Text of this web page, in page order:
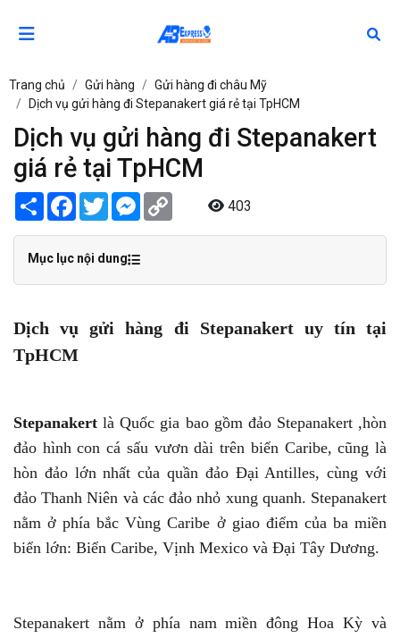
Trang chủ Gửi hàng
Gửi hàng đi châu Mỹ
Dịch vụ gửi hàng đi Stepanakert giá rẻ tại TpHCM
Dịch vụ gửi hàng đi Stepanakert
giá rẻ tại TpHCM
Share Facebook
TwitterMessenger 403
Mục lục nội dung
Dịch vụ gửi hàng đi Stepanakert uy tín tại
TpHCM
Stepanakertlà Quốc gia bao gồm đảo Stepanakert ,hòn
đảo hình con cá sấu vươn dài trên biển Caribe, cũng là
hòn đảo lớn nhất của quần đảo Đại Antilles, cùng với
đảo Thanh Niên và các đảo nhỏ xung quanh. Stepanakert
nằm ở phía bắc Vùng Caribe ở giao điểm của ba miền
biển lớn: Biển Caribe, Vịnh Mexico và Đại Tây Dương.
Stepanakert nằm ở phía nam miền đông Hoa Kỳ và